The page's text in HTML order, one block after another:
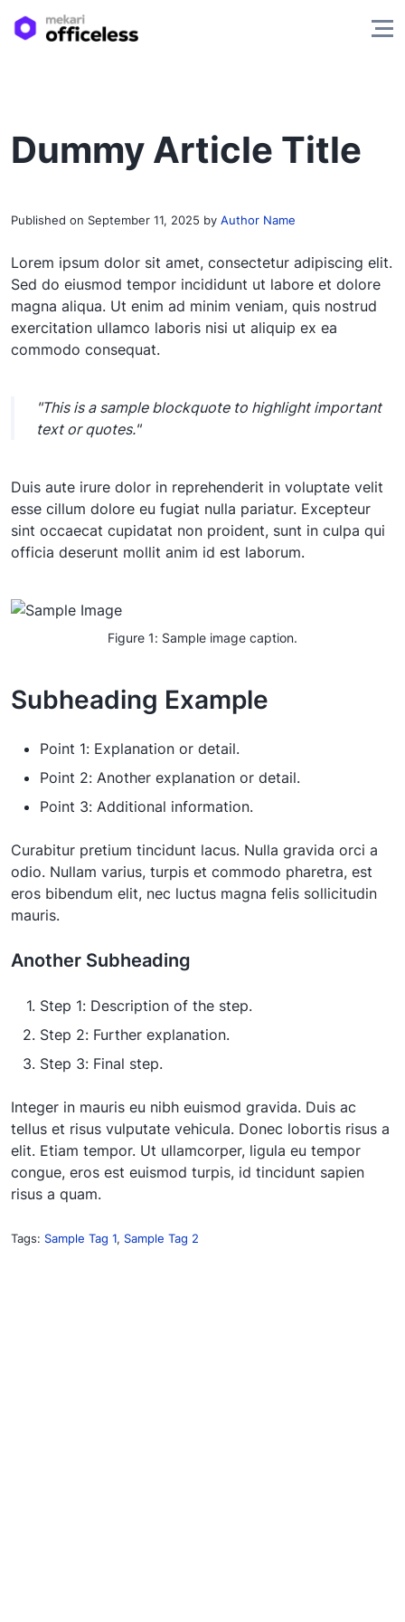
Dummy Article Title
Published on September 11, 2025 by Author Name
Lorem ipsum dolor sit amet, consectetur adipiscing elit.
Sed do eiusmod tempor incididunt ut labore et dolore
magna aliqua. Ut enim ad minim veniam, quis nostrud
exercitation ullamco laboris nisi ut aliquip ex ea
commodo consequat.
"This is a sample blockquote to highlight important
text or quotes."
Duis aute irure dolor in reprehenderit in voluptate velit
esse cillum dolore eu fugiat nulla pariatur. Excepteur
sint occaecat cupidatat non proident, sunt in culpa qui
officia deserunt mollit anim id est laborum.
Figure 1: Sample image caption.
Subheading Example
Point 1: Explanation or detail.
Point 2: Another explanation or detail.
Point 3: Additional information.
Curabitur pretium tincidunt lacus. Nulla gravida orci a
odio. Nullam varius, turpis et commodo pharetra, est
eros bibendum elit, nec luctus magna felis sollicitudin
mauris.
Another Subheading
Step 1: Description of the step.
Step 2: Further explanation.
Step 3: Final step.
Integer in mauris eu nibh euismod gravida. Duis ac
tellus et risus vulputate vehicula. Donec lobortis risus a
elit. Etiam tempor. Ut ullamcorper, ligula eu tempor
congue, eros est euismod turpis, id tincidunt sapien
risus a quam.
Tags: Sample Tag 1, Sample Tag 2